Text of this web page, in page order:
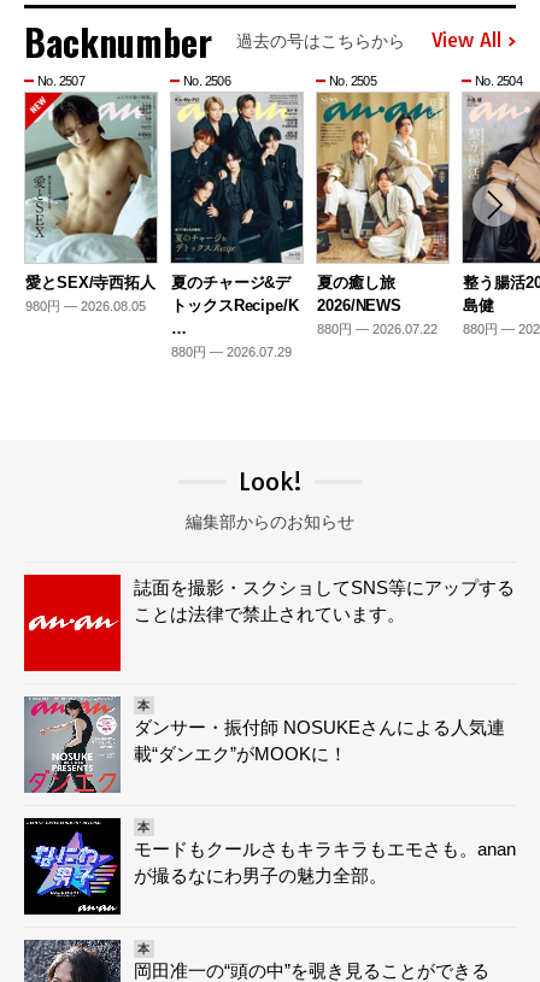
Backnumber 過去の号はこちらから View All
No. 2507
愛とSEX/寺西拓人
980円 — 2026.08.05
No. 2506
夏のチャージ&デ
トックスRecipe/K
…
880円 — 2026.07.29
No. 2505
夏の癒し旅
2026/NEWS
880円 — 2026.07.22
No. 2504
整う腸活
島健
880円 —
Look!
編集部からのお知らせ
誌面を撮影・スクショしてSNS等にアップする
ことは法律で禁止されています。
本
ダンサー・振付師 NOSUKEさんによる人気連
載“ダンエク”がMOOKに！
本
モードもクールさもキラキラもエモさも。anan
が撮るなにわ男子の魅力全部。
本
岡田准一の“頭の中”を覗き見ることができる